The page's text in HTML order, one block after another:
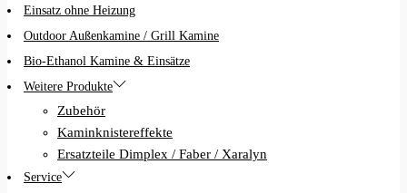
Einsatz ohne Heizung
Outdoor Außenkamine / Grill Kamine
Bio-Ethanol Kamine & Einsätze
Weitere Produkte
Zubehör
Kaminknistereffekte
Ersatzteile Dimplex / Faber / Xaralyn
Service